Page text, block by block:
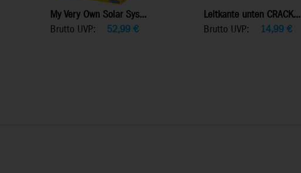
My Very Own Solar Sys...
Brutto UVP:
52,99€
Leitkante unten CRACK...
Brutto UVP:
14,99 €